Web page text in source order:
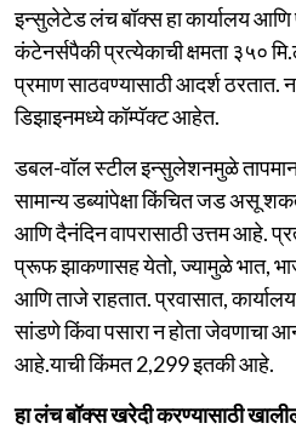
इन्सुलेटेड लंच बॉक्स हा कार्यालय आणि
कंटेनर्सपैकी प्रत्येकाची क्षमता ३५०
प्रमाण साठवण्यासाठी आदर्श ठरतात.
डिझाइनमध्ये कॉम्पॅक्ट आहेत.
डबल-वॉल स्टील इन्सुलेशनमुळे
सामान्य डब्यांपेक्षा किंचित जड असू
आणि दैनंदिन वापरासाठी उत्तम आहे.
प्रूफ झाकणासह येतो, ज्यामुळे भात,
आणि ताजे राहतात. प्रवासात,
सांडणे किंवा पसारा न होता जेवणाचा
आहे.याची किंमत 2,299 इतकी आहे.
हा लंच बॉक्स खरेदी करण्यासाठी